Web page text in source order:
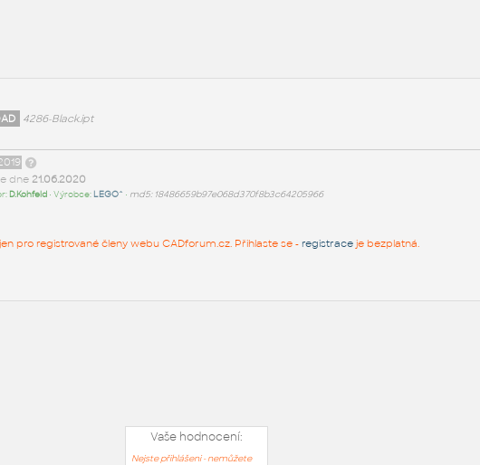
4286-Black.ipt
dne 21.06.2020
D.Kohfeld• Výrobce: LEGO^ • md5: 18486659b97e068d370f8b3c64205966
pro registrované členy webu CADforum.cz. Přihlaste se - registraceje bezplatná.
Vaše hodnocení:
Nejste přihlášeni - nemůžete